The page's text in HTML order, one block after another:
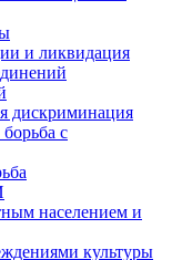
и ликвидация
дискриминация
с
населением и
культуры